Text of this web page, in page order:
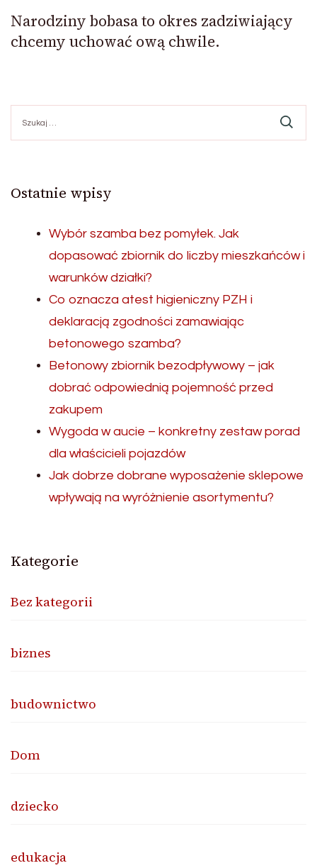
Narodziny bobasa to okres zadziwiający
chcemy uchować ową chwile.
Ostatnie wpisy
Wybór szamba bez pomyłek. Jak
dopasować zbiornik do liczby mieszkańców i
warunków działki?
Co oznacza atest higieniczny PZH i
deklaracją zgodności zamawiając
betonowego szamba?
Betonowy zbiornik bezodpływowy – jak
dobrać odpowiednią pojemność przed
zakupem
Wygoda w aucie – konkretny zestaw porad
dla właścicieli pojazdów
Jak dobrze dobrane wyposażenie sklepowe
wpływają na wyróżnienie asortymentu?
Kategorie
Bez kategorii
biznes
budownictwo
Dom
dziecko
edukacja